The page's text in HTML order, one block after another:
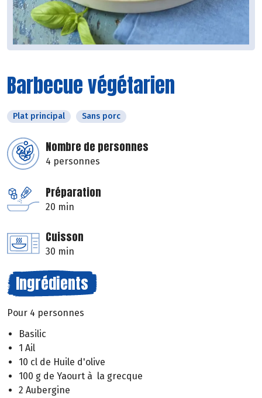
Barbecue végétarien
Plat principal Sans porc
Nombre de personnes
4 personnes
Préparation
20 min
Cuisson
30 min
Ingrédients
Pour 4 personnes
Basilic
1 Ail
10 cl de Huile d'olive
100 g de Yaourt à la grecque
2 Aubergine